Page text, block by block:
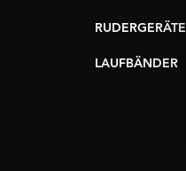
RUDERGERÄTE
LAUFBÄNDER